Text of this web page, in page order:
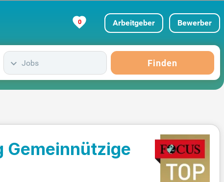
0 Arbeitgeber Bewerber
Jobs Finden
Gemeinnützige